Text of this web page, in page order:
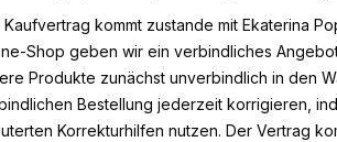
Kaufvertrag kommt zustande mit Ekaterina
Shop geben wir ein verbindliches
Produkte zunächst unverbindlich in den
Bestellung jederzeit korrigieren,
Korrekturhilfen nutzen. Der Vertrag